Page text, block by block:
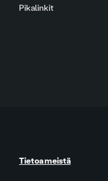
Pikalinkit
Tietoa meistä